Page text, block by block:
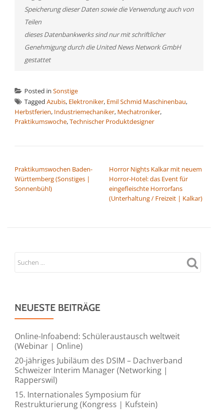
Speicherung dieser Daten sowie die Verwendung auch von
Teilen
dieses Datenbankwerks sind nur mit schriftlicher
Genehmigung durch die United News Network GmbH
gestattet
Posted in Sonstige
Tagged Azubis, Elektroniker, Emil Schmid Maschinenbau,
Herbstferien, Industriemechaniker, Mechatroniker,
Praktikumswoche,Technischer Produktdesigner
Praktikumswochen Baden-
Württemberg (Sonstiges |
Sonnenbühl)
Horror Nights Kalkar mit neuem
Horror-Hotel: das Event für
eingefleischte Horrorfans
(Unterhaltung / Freizeit | Kalkar)
NEUESTE BEITRÄGE
Online-Infoabend: Schüleraustausch weltweit
(Webinar | Online)
20-jähriges Jubiläum des DSIM – Dachverband
Schweizer Interim Manager (Networking |
Rapperswil)
15. Internationales Symposium für
Restrukturierung (Kongress | Kufstein)